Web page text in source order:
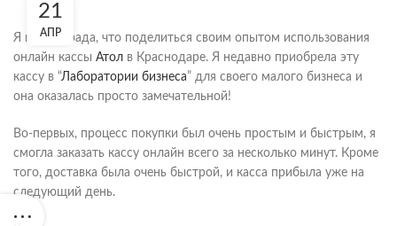
21
АПР
Я весьма рада, что поделиться своим опытом использования
онлайн кассы Атол в Краснодаре. Я недавно приобрела эту
кассу в “Лаборатории бизнеса” для своего малого бизнеса и
она оказалась просто замечательной!
Во-первых, процесс покупки был очень простым и быстрым, я
смогла заказать кассу онлайн всего за несколько минут. Кроме
того, доставка была очень быстрой, и касса прибыла уже на
следующий день.